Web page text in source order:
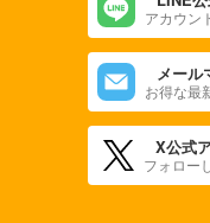
アカウン
メール
お得な最
X公式
フォロー